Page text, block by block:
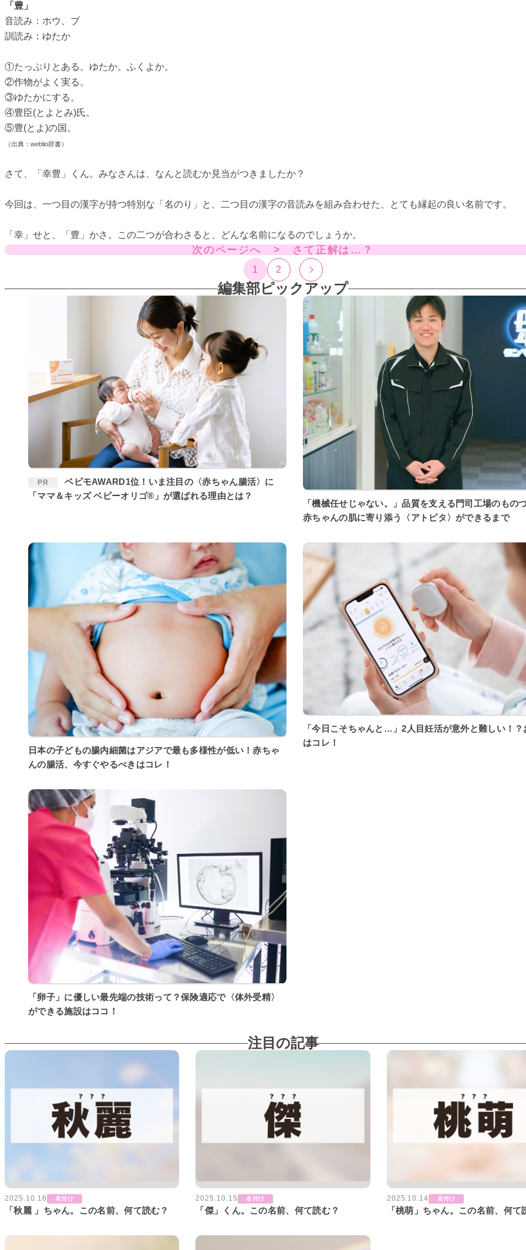
「豊」
音読み：ホウ、ブ
訓読み：ゆたか
①たっぷりとある。ゆたか。ふくよか。
②作物がよく実る。
③ゆたかにする。
④豊臣(とよとみ)氏。
⑤豊(とよ)の国。
（出典：weblio辞書）
さて、「幸豊」くん。みなさんは、なんと読むか見当がつきましたか？
今回は、一つ目の漢字が持つ特別な「名のり」と、二つ目の漢字の音読みを組み合わせた、とても縁起の良い名前です。
「幸」せと、「豊」かさ。この二つが合わさると、どんな名前になるのでしょうか。
次のページへ > さて正解は…？
1 2
編集部ピックアップ
PR
ベビモAWARD1位！いま注目の〈赤ちゃん腸活〉に
「ママ＆キッズ ベビーオリゴ®」が選ばれる理由とは？
「機械任せじゃない。」品質を支える門司工場のもの
赤ちゃんの肌に寄り添う〈アトピタ〉ができるまで
日本の子どもの腸内細菌はアジアで最も多様性が低い！赤ちゃ
んの腸活、今すぐやるべきはコレ！
「今日こそちゃんと…」2人目妊活が意外と難しい！？
はコレ！
「卵子」に優しい最先端の技術って？保険適応で〈体外受精〉
ができる施設はココ！
注目の記事
2025.10.16 名付け
「秋麗 」ちゃん。この名前、何て読む？
2025.10.15 名付け
「傑」くん。この名前、何て読む？
2025.10.14 名付け
「桃萌」ちゃん。この名前、何て